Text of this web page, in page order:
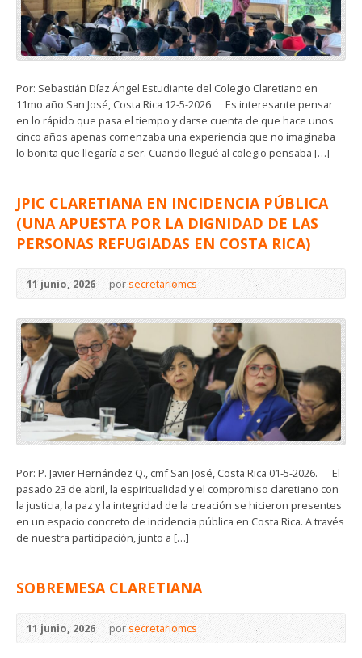
Por: Sebastián Díaz Ángel Estudiante del Colegio Claretiano en
11mo año San José, Costa Rica 12-5-2026 Es interesante pensar
en lo rápido que pasa el tiempo y darse cuenta de que hace unos
cinco años apenas comenzaba una experiencia que no imaginaba
lo bonita que llegaría a ser. Cuando llegué al colegio pensaba […]
JPIC CLARETIANA EN INCIDENCIA PÚBLICA
(UNA APUESTA POR LA DIGNIDAD DE LAS
PERSONAS REFUGIADAS EN COSTA RICA)
11 junio, 2026 porsecretariomcs
Por: P. Javier Hernández Q., cmf San José, Costa Rica 01-5-2026. El
pasado 23 de abril, la espiritualidad y el compromiso claretiano con
la justicia, la paz y la integridad de la creación se hicieron presentes
en un espacio concreto de incidencia pública en Costa Rica. A través
de nuestra participación, junto a […]
SOBREMESA CLARETIANA
11 junio, 2026 porsecretariomcs